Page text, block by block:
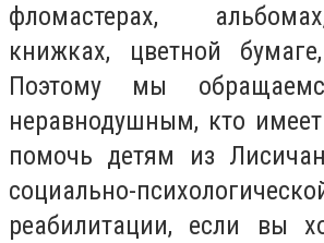
фломастерах,
книжках, цветной
Поэтому мы
неравнодушным, кто
помочь детям из
социально-
реабилитации, если вы